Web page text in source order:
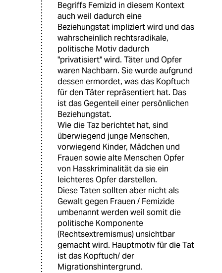
Begriffs Femizid in diesem Kontext
auch weil dadurch eine
Beziehungstat impliziert wird und das
wahrscheinlich rechtsradikale,
politische Motiv dadurch
"privatisiert" wird. Täter und Opfer
waren Nachbarn. Sie wurde aufgrund
dessen ermordet, was das Kopftuch
für den Täter repräsentiert hat. Das
ist das Gegenteil einer persönlichen
Beziehungstat.
Wie die Taz berichtet hat, sind
überwiegend junge Menschen,
vorwiegend Kinder, Mädchen und
Frauen sowie alte Menschen Opfer
von Hasskriminalität da sie ein
leichteres Opfer darstellen.
Diese Taten sollten aber nicht als
Gewalt gegen Frauen / Femizide
umbenannt werden weil somit die
politische Komponente
(Rechtsextremismus) unsichtbar
gemacht wird. Hauptmotiv für die Tat
ist das Kopftuch/ der
Migrationshintergrund.